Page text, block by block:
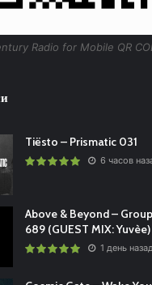
Radio for Mobile QR
Tiësto – Prismatic 031
6 часов
Above & Beyond –
689 (GUEST MIX: Yuvèe)
1 день назад